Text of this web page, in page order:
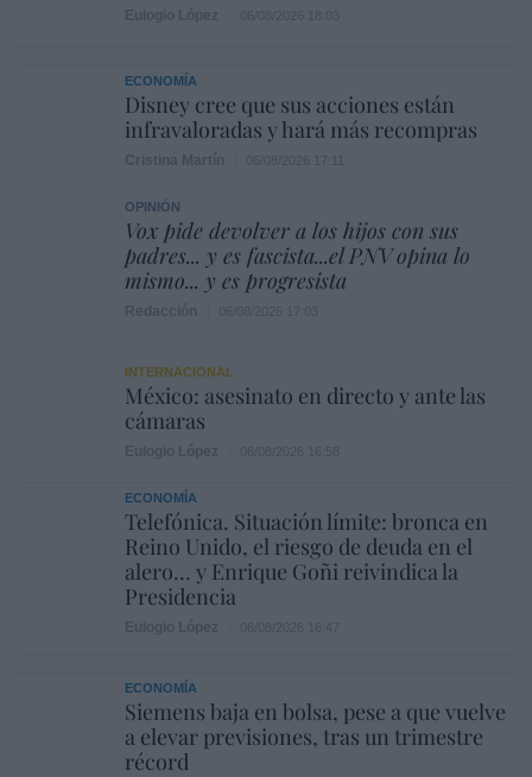
ECONOMÍA
Disney cree que sus acciones están
infravaloradas y hará más recompras
OPINIÓN
Vox pide devolver a los hijos con sus
padres... y es fascista...el PNV opina lo
mismo... y es progresista
INTERNACIONAL
México: asesinato en directo y ante las
cámaras
ECONOMÍA
Telefónica. Situación límite: bronca en
Reino Unido, el riesgo de deuda en el
alero... y Enrique Goñi reivindica la
Presidencia
ECONOMÍA
Siemens baja en bolsa, pese a que vuelve
a elevar previsiones, tras un trimestre
récord